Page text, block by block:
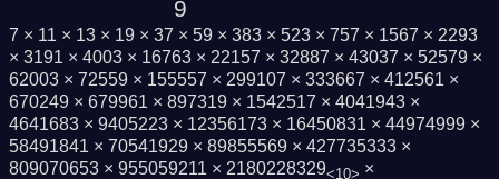
9
7 × 11 × 13 × 19 × 37 × 59 × 383 × 523 × 757 × 1567 × 2293
× 3191 × 4003 × 16763 × 22157 × 32887 × 43037 × 52579 ×
62003 × 72559 × 155557 × 299107 × 333667 × 412561 ×
670249 × 679961 × 897319 × 1542517 × 4041943 ×
4641683 × 9405223 × 12356173 × 16450831 × 44974999 ×
58491841 × 70541929 × 89855569 × 427735333 ×
809070653 × 955059211 × 2180228329<10> ×